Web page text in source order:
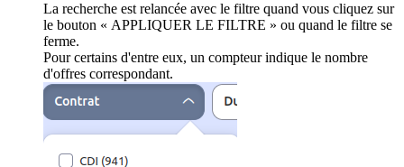
La recherche est relancée avec le filtre quand vous cliquez sur
le bouton « APPLIQUER LE FILTRE » ou quand le filtre se
ferme.
Pour certains d'entre eux, un compteur indique le nombre
d'offres correspondant.